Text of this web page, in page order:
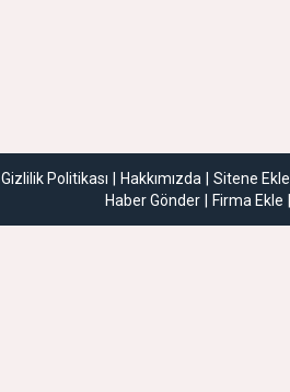
Gizlilik Politikası Hakkımızda Sitene Ekle
Haber Gönder
Firma Ekle